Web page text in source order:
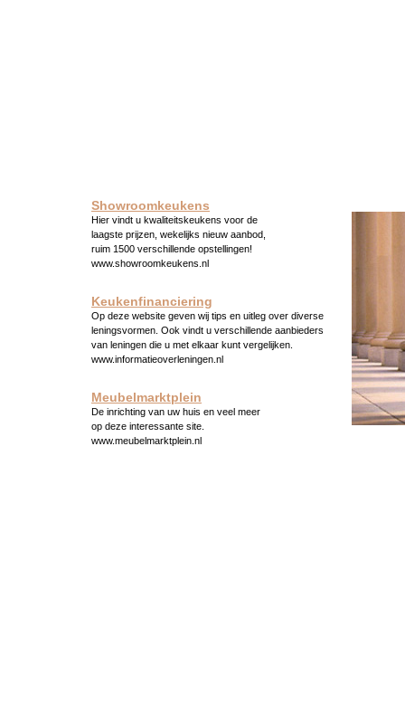
Showroomkeukens
Hier vindt u kwaliteitskeukens voor de
laagste prijzen, wekelijks nieuw aanbod,
ruim 1500 verschillende opstellingen!
www.showroomkeukens.nl
Keukenfinanciering
Op deze website geven wij tips en uitleg over diverse
leningsvormen. Ook vindt u verschillende aanbieders
van leningen die u met elkaar kunt vergelijken.
www.informatieoverleningen.nl
Meubelmarktplein
De inrichting van uw huis en veel meer
op deze interessante site.
www.meubelmarktplein.nl